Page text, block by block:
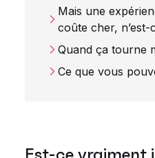
Mais une
coûte cher, n’est-
Quand ça tourne
Ce que vous